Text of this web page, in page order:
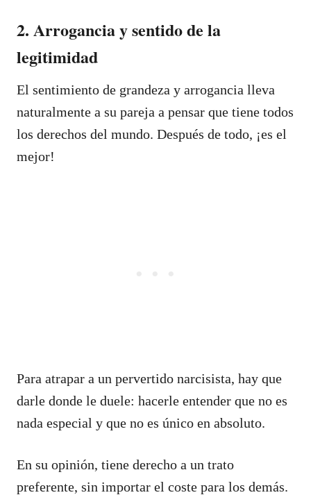
2. Arrogancia y sentido de la
legitimidad
El sentimiento de grandeza y arrogancia lleva
naturalmente a su pareja a pensar que tiene todos
los derechos del mundo. Después de todo, ¡es el
mejor!
Para atrapar a un pervertido narcisista, hay que
darle donde le duele: hacerle entender que no es
nada especial y que no es único en absoluto.
En su opinión, tiene derecho a un trato
preferente, sin importar el coste para los demás.